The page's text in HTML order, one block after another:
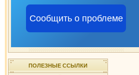
Сообщить о проблеме
ПОЛЕЗНЫЕ ССЫЛКИ